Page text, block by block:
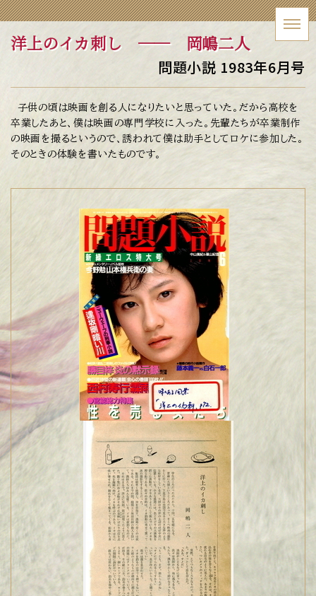
洋上のイカ刺し── 岡嶋二人
問題小説 1983年6月号
子供の頃は映画を創る人になりたいと思っていた。だから高校を
卒業したあと、僕は映画の専門学校に入った。先輩たちが卒業制作
の映画を撮るというので、誘われて僕は助手としてロケに参加した。
そのときの体験を書いたものです。